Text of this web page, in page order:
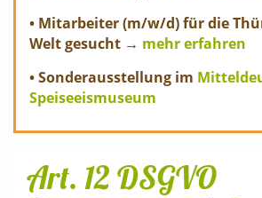
• Mitarbeiter (m/w/d) für die
Welt gesucht → mehr erfahren
• Sonderausstellung im
Speiseeismuseum
Art. 12 DSGVO